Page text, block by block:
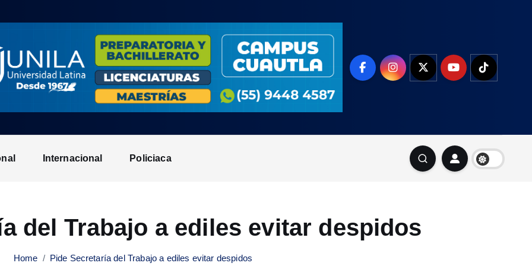
Internacional Policiaca
del Trabajo a ediles evitar despidos
Home Pide Secretaría del Trabajo a ediles evitar despidos